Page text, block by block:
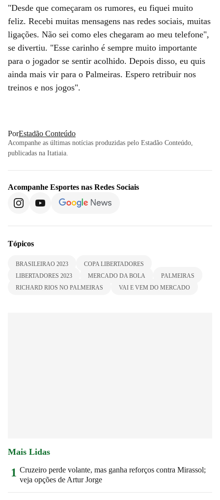
"Desde que começaram os rumores, eu fiquei muito
feliz. Recebi muitas mensagens nas redes sociais, muitas
ligações. Não sei como eles chegaram ao meu telefone",
se divertiu. "Esse carinho é sempre muito importante
para o jogador se sentir acolhido. Depois disso, eu quis
ainda mais vir para o Palmeiras. Espero retribuir nos
treinos e nos jogos".
PorEstadão Conteúdo
Acompanhe as últimas notícias produzidas pelo Estadão Conteúdo,
publicadas na Itatiaia.
Acompanhe Esportes nas Redes Sociais
Tópicos
BRASILEIRAO 2023
COPA LIBERTADORES
LIBERTADORES 2023
MERCADO DA BOLA
PALMEIRAS
RICHARD RIOS NO PALMEIRAS
VAI E VEM DO MERCADO
Mais Lidas
1 Cruzeiro perde volante, mas ganha reforços contra Mirassol;
veja opções de Artur Jorge